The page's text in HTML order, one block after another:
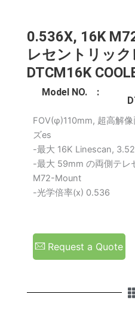
0.536X, 16K
レセントリック
DTCM16K
Model NO. :
FOV(φ)110mm, 超高解
ズes
-最大 16K Linescan,
-最大 59mm の両側テレ
M72-Mount
-光学倍率(x) 0.536
Request a Quote